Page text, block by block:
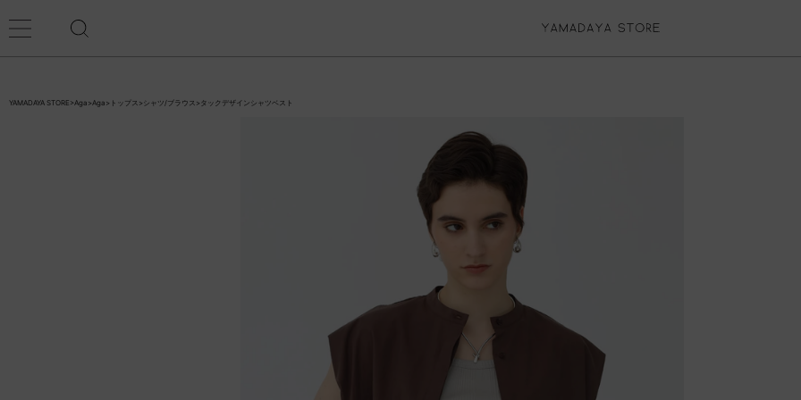
YAMADAYA STORE >Aga >Aga > トップス > シャツ/ブラウス > タックデザインシャツベスト
返品について
カートに入れる
お気に入り登録